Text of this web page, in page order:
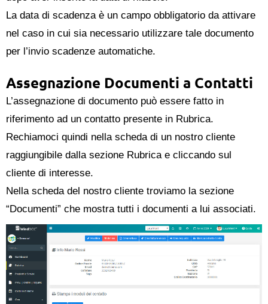
La data di scadenza è un campo obbligatorio da attivare
nel caso in cui sia necessario utilizzare tale documento
per l’invio scadenze automatiche.
Assegnazione Documenti a Contatti
L’assegnazione di documento può essere fatto in
riferimento ad un contatto presente in Rubrica.
Rechiamoci quindi nella scheda di un nostro cliente
raggiungibile dalla sezione Rubrica e cliccando sul
cliente di interesse.
Nella scheda del nostro cliente troviamo la sezione
“Documenti” che mostra tutti i documenti a lui associati.